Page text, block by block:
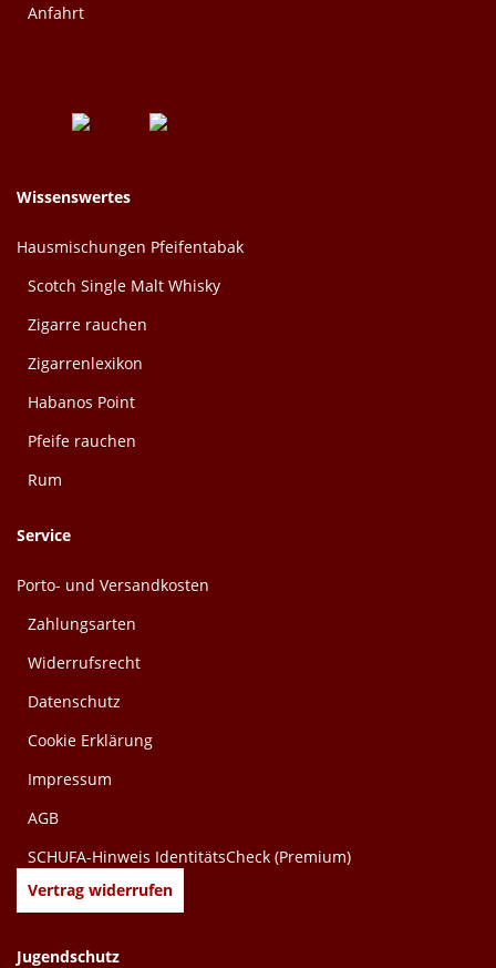
Anfahrt
Wissenswertes
Hausmischungen Pfeifentabak
Scotch Single Malt Whisky
Zigarre rauchen
Zigarrenlexikon
Habanos Point
Pfeife rauchen
Rum
Service
Porto- und Versandkosten
Zahlungsarten
Widerrufsrecht
Datenschutz
Cookie Erklärung
Impressum
AGB
SCHUFA-Hinweis IdentitätsCheck (Premium)
Vertrag widerrufen
Jugendschutz